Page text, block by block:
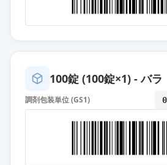
100錠 (100錠×1) - バラ
調剤包装単位 (GS1)